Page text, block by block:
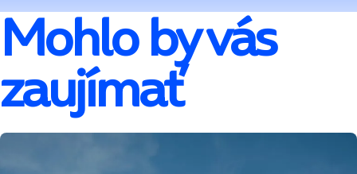
Mohlo by vás
zaujímať